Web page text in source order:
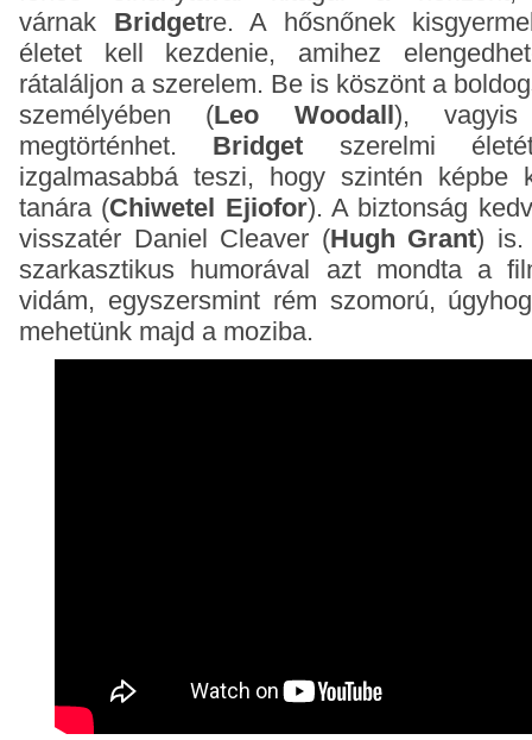
várnak Bridgetre. A hősnőnek
életet kell kezdenie, amihez
rátaláljon a szerelem. Be is köszönt a
személyében (Leo Woodall), vagyis
megtörténhet. Bridget szerelmi
izgalmasabbá teszi, hogy szintén képbe
tanára (Chiwetel Ejiofor). A biztonság
visszatér Daniel Cleaver (Hugh Grant) is.
szarkasztikus humorával azt mondta a
vidám, egyszersmint rém szomorú,
mehetünk majd a moziba.